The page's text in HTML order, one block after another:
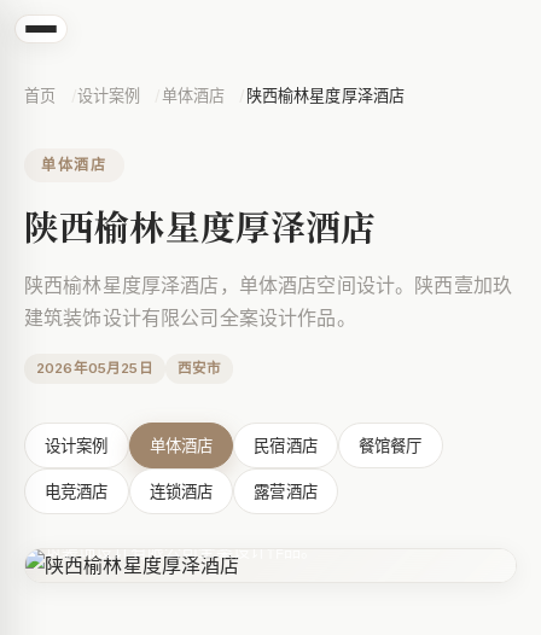
首页 设计案例 单体酒店 陕西榆林星度厚泽酒店
单体酒店
陕西榆林星度厚泽酒店
陕西榆林星度厚泽酒店，单体酒店空间设计。陕西壹加玖
建筑装饰设计有限公司全案设计作品。
2026年05月25日 西安市
设计案例 单体酒店 民宿酒店 餐馆餐厅
电竞酒店 连锁酒店 露营酒店
陕西榆林星度厚泽酒店
筑装饰设计有限公司全案设计作品。